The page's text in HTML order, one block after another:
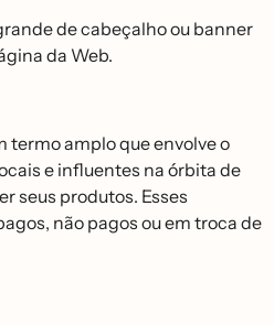
de cabeçalho ou banner
da Web.
termo amplo que envolve o
e influentes na órbita de
seus produtos. Esses
não pagos ou em troca de